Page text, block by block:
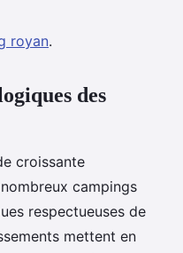
royan.
des
croissante
campings
respectueuses de
mettent en